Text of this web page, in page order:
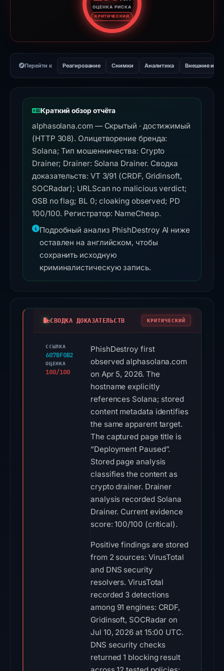
ОЦЕНКА РИСКА
КРИТИЧЕСКИЙ
Оценка риска: 100 из 100.
Перейти к Реагирование Снимки Аналитика Внешние
Краткий обзор отчёта
alphasolana.com — Скрытый · достижимый
(HTTP 308). Олицетворение бренда:
Solana; Тип мошенничества: Crypto
Drainer; Drainer: Solana Drainer. Сводка
доказательств: VT 3/91 (CRDF, Gridinsoft,
SOCRadar); URLScan no malicious verdict;
GSB no flag; BL 0; cloaking observed; PD
100/100. Регистратор: NameCheap.
Подробный анализ PhishDestroy AI ниже
оставлен на английском, чтобы
сохранить исходную
криминалистическую запись.
СВОДКА ДОКАЗАТЕЛЬСТВ КРИТИЧЕСКИЙ
ССЫЛКА
607BF0B2
ОЦЕНКА
100/100
PhishDestroy first
observed alphasolana.com
on Apr 5, 2026. The
hostname explicitly
references Solana; stored
content metadata identifies
the same apparent target.
The captured page title is
“Deployment Paused”.
Stored page analysis
classifies the content as
crypto drainer. Drainer
analysis recorded Solana
Drainer. Current evidence
score: 100/100 (critical).
Positive findings are stored
from 2 sources: VirusTotal
and DNS security
resolvers. VirusTotal
recorded 3 detections
among 91 engines: CRDF,
Gridinsoft, SOCRadar on
Jul 10, 2026 at 15:00 UTC.
DNS security checks
returned 1 blocking result